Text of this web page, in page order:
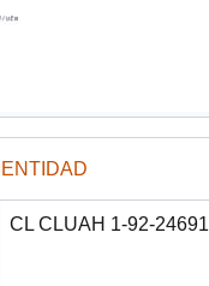
CL CLUAH 1-92-24691